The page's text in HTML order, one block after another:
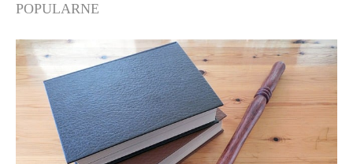
POPULARNE